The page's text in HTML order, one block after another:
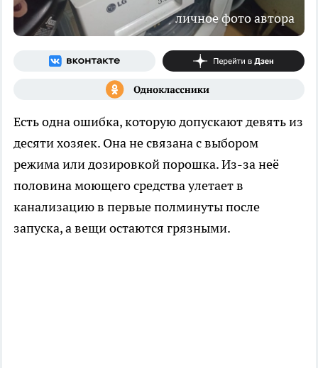
личное фото автора
Есть одна ошибка, которую допускают девять из
десяти хозяек. Она не связана с выбором
режима или дозировкой порошка. Из-за неё
половина моющего средства улетает в
канализацию в первые полминуты после
запуска, а вещи остаются грязными.